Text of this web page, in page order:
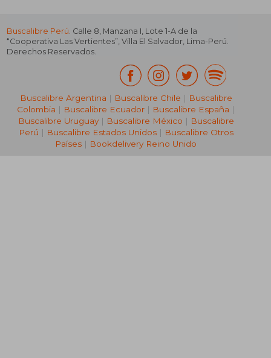
Buscalibre Perú. Calle 8, Manzana I, Lote 1-A de la
“Cooperativa Las Vertientes”, Villa El Salvador, Lima-Perú.
Derechos Reservados.
Buscalibre Argentina | Buscalibre Chile | Buscalibre
Colombia | Buscalibre Ecuador | Buscalibre España |
Buscalibre Uruguay| Buscalibre México | Buscalibre
Perú | Buscalibre Estados Unidos| Buscalibre Otros
Países | Bookdelivery Reino Unido